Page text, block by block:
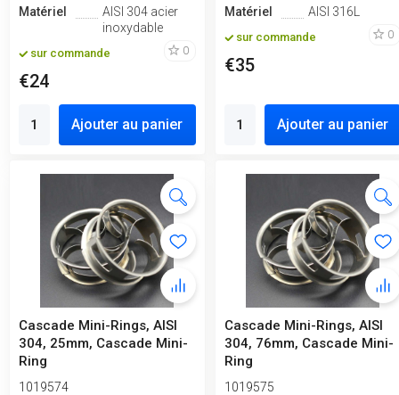
Matériel
AISI 304 acier
inoxydable
sur commande 0
€24
Ajouter au panier
Matériel
AISI 316L
sur commande 0
€35
Ajouter au panier
Cascade Mini-Rings, AISI
304, 25mm, Cascade Mini-
Ring
1019574
Cascade Mini-Rings, AISI
304, 76mm, Cascade Mini-
Ring
1019575